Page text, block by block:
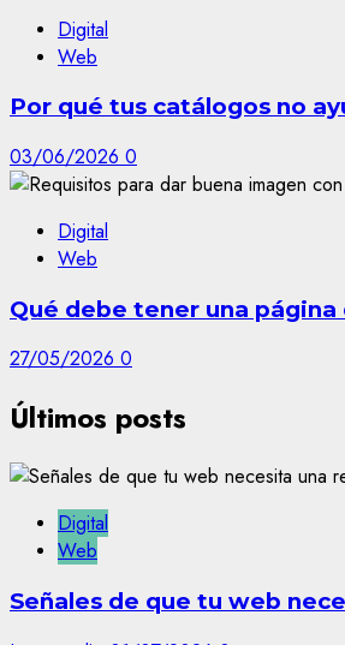
Digital
Web
Por qué tus catálogos no
03/06/2026 0
Digital
Web
Qué debe tener una
27/05/2026 0
Últimos posts
Digital
Web
Señales de que tu web